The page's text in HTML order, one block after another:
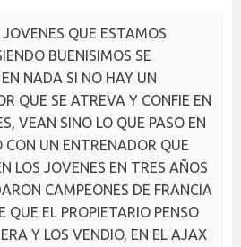
QUE ESTAMOS
BUENISIMOS SE
NADA SI NO HAY UN
QUE SE ATREVA Y CONFIE EN
VEAN SINO LO QUE PASO EN
CON UN ENTRENADOR QUE
LOS JOVENES EN TRES AÑOS
CAMPEONES DE FRANCIA
QUE EL PROPIETARIO PENSO
Y LOS VENDIO, EN EL AJAX